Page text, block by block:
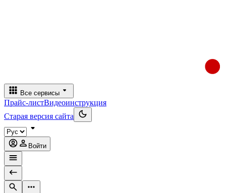
Все сервисы
Прайс-листВидеоинструкция
Старая версия сайта
Войти